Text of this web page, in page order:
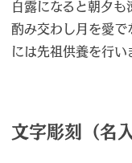
白露になると朝夕
酌み交わし月を愛で
には先祖供養を行い
文字彫刻（名入